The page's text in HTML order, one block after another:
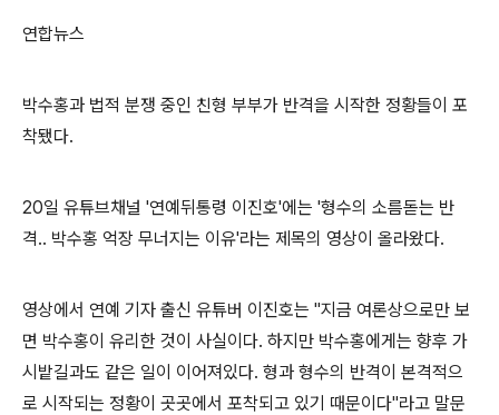
연합뉴스
박수홍과 법적 분쟁 중인 친형 부부가 반격을 시작한 정황들이 포
착됐다.
20일 유튜브채널 '연예뒤통령 이진호'에는 '형수의 소름돋는 반
격.. 박수홍 억장 무너지는 이유'라는 제목의 영상이 올라왔다.
영상에서 연예 기자 출신 유튜버 이진호는 "지금 여론상으로만 보
면 박수홍이 유리한 것이 사실이다. 하지만 박수홍에게는 향후 가
시밭길과도 같은 일이 이어져있다. 형과 형수의 반격이 본격적으
로 시작되는 정황이 곳곳에서 포착되고 있기 때문이다"라고 말문